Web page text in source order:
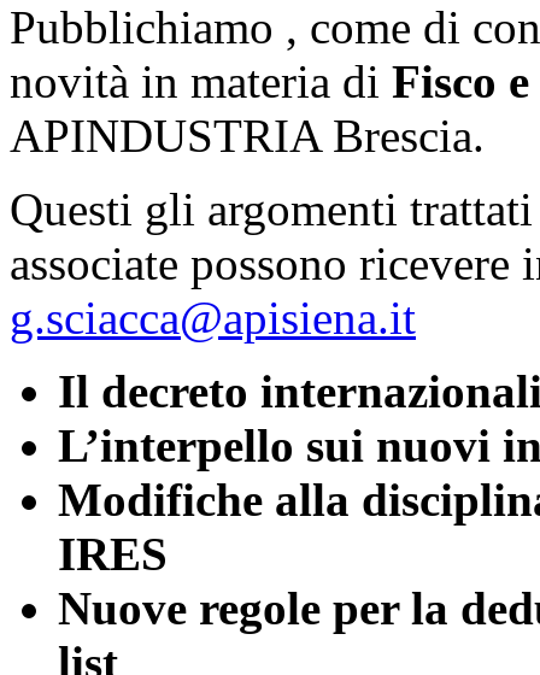
Pubblichiamo , come di
novità in materia di Fisco
APINDUSTRIA Brescia.
Questi gli argomenti
associate possono
g.sciacca@apisiena.it
Il decreto
L’interpello sui nuovi
Modifiche alla
IRES
Nuove regole per la
list